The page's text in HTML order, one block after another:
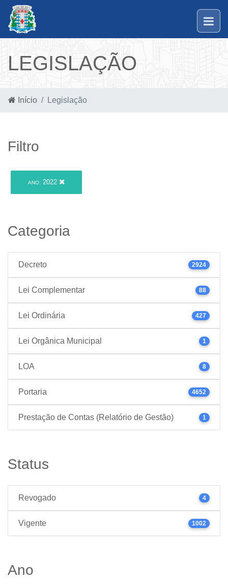
LEGISLAÇÃO
Início Legislação
Filtro
ANO: 2022
Categoria
Decreto 2924
Lei Complementar 88
Lei Ordinária 427
Lei Orgânica Municipal 1
LOA 8
Portaria 4652
Prestação de Contas (Relatório de Gestão) 1
Status
Revogado 4
Vigente 1002
Ano